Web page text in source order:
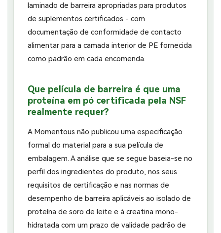
laminado de barreira apropriadas para produtos
de suplementos certificados - com
documentação de conformidade de contacto
alimentar para a camada interior de PE fornecida
como padrão em cada encomenda.
Que película de barreira é que uma
proteína em pó certificada pela NSF
realmente requer?
A Momentous não publicou uma especificação
formal do material para a sua película de
embalagem. A análise que se segue baseia-se no
perfil dos ingredientes do produto, nos seus
requisitos de certificação e nas normas de
desempenho de barreira aplicáveis ao isolado de
proteína de soro de leite e à creatina mono-
hidratada com um prazo de validade padrão de